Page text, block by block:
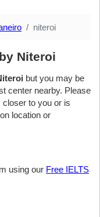
niteroi
Niteroi
but you may be
center nearby. Please
closer to you or is
location or
using our Free IELTS